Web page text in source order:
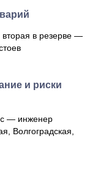
вторая в резерве —
и риски
— инженер
Волгоградская,